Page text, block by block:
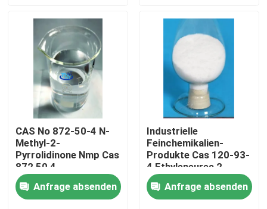
Kontakte
Produkte
Zwischenarzneimittel
Quaternäres Ammonium-Salz
Feinchemikalien-Produkte
CAS No 872-50-4 N-
Methyl-2-
Pyrrolidinone Nmp Cas
872 50 4
Feinchemikalien-
Produkte
Anfrage absenden
Industrielle
Feinchemikalien-
Produkte Cas 120-93-
4 Ethyleneurea 2-
Imidazolidinone
Anfrage absenden